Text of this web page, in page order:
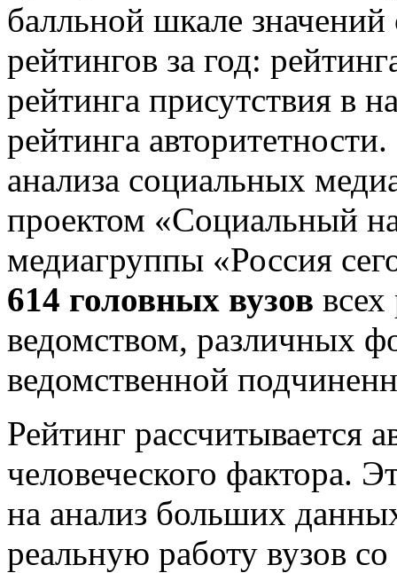
балльной шкале
рейтингов за год:
рейтинга присутствия
рейтинга
анализа социальных
проектом «Социальный
медиагруппы «Россия
614 головных вузов
ведомством, различных
ведомственной
Рейтинг рассчитывается
человеческого фактора.
на анализ больших
реальную работу вузов